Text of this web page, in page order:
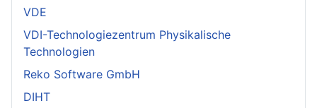
VDE
VDI-Technologiezentrum Physikalische
Technologien
Reko Software GmbH
DIHT